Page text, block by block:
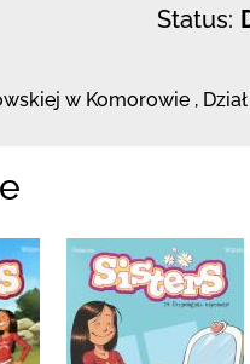
Status:
w Komorowie ,